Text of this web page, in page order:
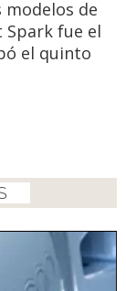
modelos de
Spark fue el
el quinto